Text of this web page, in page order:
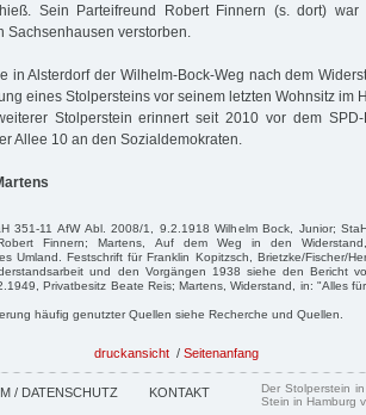
Sein Parteifreund Robert Finnern (s. dort) war
Sachsen­hausen verstorben.
in Alsterdorf der Wilhelm-Bock-Weg nach dem
eines Stolpersteins vor seinem letzten Wohnsitz im
Stolperstein erinnert seit 2010 vor dem
Allee 10 an den Sozialdemokraten.
351-11 AfW Abl. 2008/1, 9.2.1918 Wilhelm Bock, Junior;
Finnern; Martens, Auf dem Weg in den
Umland. Festschrift für Franklin Kopitzsch, Brietzke/Fischer/
und den Vorgängen 1938 siehe den Bericht
Privatbesitz Beate Reis; Martens, Widerstand, in: "Alles
häufig genutzter Quellen siehe Recherche und Quellen.
druckansicht / Seitenanfang
/ DATENSCHUTZ KONTAKT
Der Stolperstein
Stein in Hamburg